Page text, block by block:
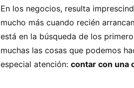
En los negocios, resulta
mucho más cuando recién
está en la búsqueda de los
muchas las cosas que podemos
especial atención: contar con una